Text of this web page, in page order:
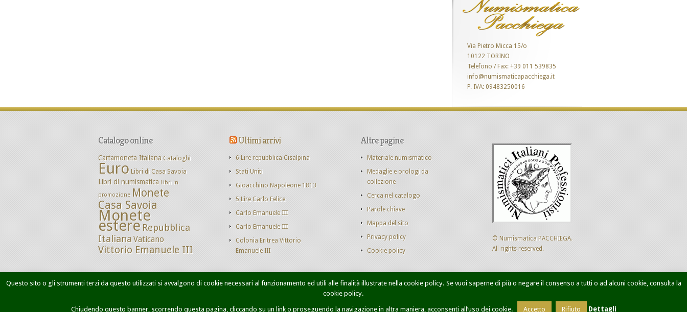
Via Pietro Micca 15/o
10122 TORINO
Telefono / Fax: +39 011 539835
info@numismaticapacchiega.it
P. IVA: 09483250016
Catalogo online
Cartamoneta Italiana Cataloghi
Euro Libri di Casa Savoia
Libri di numismatica Libri in
promozione Monete
Casa Savoia
Monete
estere Repubblica
ItalianaVaticano
Vittorio Emanuele III
Ultimi arrivi
6 Lire repubblica Cisalpina
Stati Uniti
Gioacchino Napoleone 1813
5 Lire Carlo Felice
Carlo Emanuele III
Carlo Emanuele III
Colonia Eritrea Vittorio
Emanuele III
Altre pagine
Materiale numismatico
Medaglie e orologi da
collezione
Cerca nel catalogo
Parole chiave
Mappa del sito
Privacy policy
Cookie policy
© Numismatica PACCHIEGA.
All rights reserved.
Home Dove siamo Monete Casa Savoia Catalogo monete Contatti Ricerca avanzata Designed by Sol Levante
Questo sito o gli strumenti terzi da questo utilizzati si avvalgono di cookie necessari al funzionamento ed utili alle finalità illustrate nella cookie policy. Se vuoi saperne di più o negare il consenso a tutti o ad alcuni cookie, consulta la
cookie policy.
Chiudendo questo banner, scorrendo questa pagina, cliccando su un link o proseguendo la navigazione in altra maniera, acconsenti all’uso dei cookie. Accetto Rifiuto Dettagli